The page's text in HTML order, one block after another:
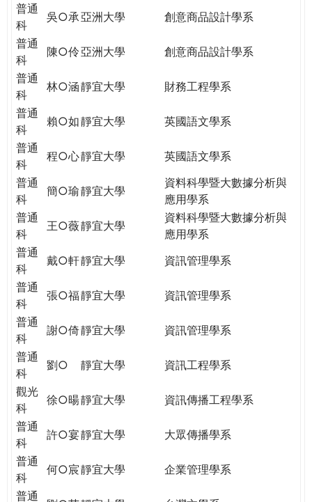
普通
科
吳○承亞洲大學
創意商品設計學系
普通
科
陳○伶亞洲大學
創意商品設計學系
普通
科
林○涵靜宜大學
財務工程學系
普通
科
賴○如靜宜大學
英國語文學系
普通
科
程○心靜宜大學
英國語文學系
普通
科
簡○瑜靜宜大學
資料科學暨大數據分析與
應用學系
普通
科
王○薇靜宜大學
資料科學暨大數據分析與
應用學系
普通
科
戴○軒靜宜大學
資訊管理學系
普通
科
張○福靜宜大學
資訊管理學系
普通
科
謝○倚靜宜大學
資訊管理學系
普通
科
劉○ 靜宜大學
資訊工程學系
觀光
科
徐○暘靜宜大學
資訊傳播工程學系
普通
科
許○宴靜宜大學
大眾傳播學系
普通
科
何○宸靜宜大學
企業管理學系
普通